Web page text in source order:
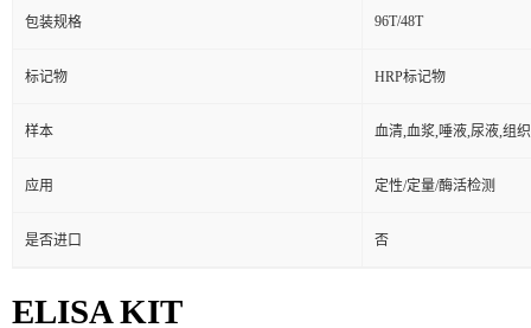
包装规格 96T/48T
标记物 HRP标记物
样本 血清,血浆,唾液,尿液,组
应用 定性/定量/酶活检测
是否进口 否
ELISA KIT